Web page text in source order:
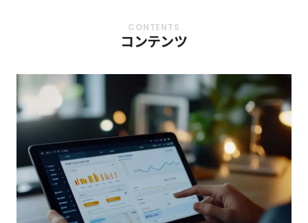
コンテンツ